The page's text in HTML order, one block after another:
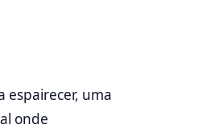
espairecer, uma
onde